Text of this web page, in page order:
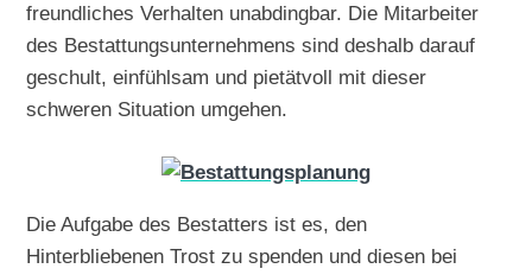
freundliches Verhalten unabdingbar. Die Mitarbeiter
des Bestattungsunternehmens sind deshalb darauf
geschult, einfühlsam und pietätvoll mit dieser
schweren Situation umgehen.
Die Aufgabe des Bestatters ist es, den
Hinterbliebenen Trost zu spenden und diesen bei